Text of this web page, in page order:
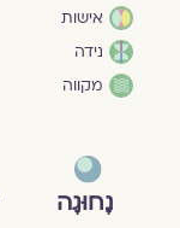
אישות
נידה
מקווה
נָחוּגָה